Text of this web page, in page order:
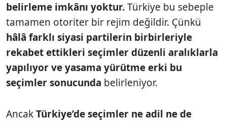
belirleme imkânı yoktur.Türkiye bu sebeple
tamamen otoriter bir rejim değildir. Çünkü
hâlâ farklı siyasi partilerin birbirleriyle
rekabet ettikleri seçimler düzenli aralıklarla
yapılıyor ve yasama yürütme erki bu
seçimler sonucunda belirleniyor.
AncakTürkiye’de seçimler ne adil ne de